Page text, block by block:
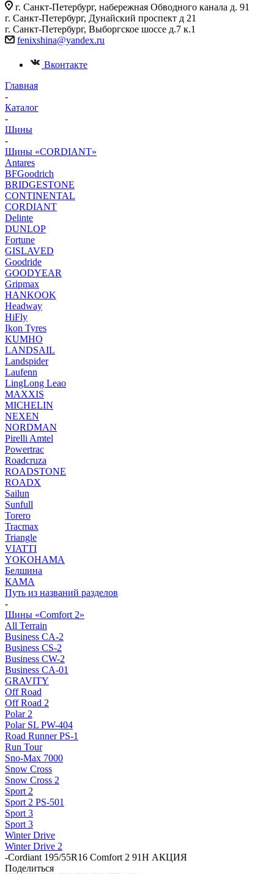
г. Санкт-Петербург, набережная Обводного канала д. 91
г. Санкт-Петербург, Дунайский проспект д 21
г. Санкт-Петербург, Выборгское шоссе д.7 к.1
fenixshina@yandex.ru
Вконтакте
Главная
-
Каталог
-
Шины
-
Шины «CORDIANT»
Antares
BFGoodrich
BRIDGESTONE
CONTINENTAL
CORDIANT
Delinte
DUNLOP
Fortune
GISLAVED
Goodride
GOODYEAR
Gripmax
HANKOOK
Headway
HiFly
Ikon Tyres
KUMHO
LANDSAIL
Landspider
Laufenn
LingLong Leao
MAXXIS
MICHELIN
NEXEN
NORDMAN
Pirelli Amtel
Powertrac
Roadcruza
ROADSTONE
ROADX
Sailun
Sunfull
Torero
Tracmax
Triangle
VIATTI
YOKOHAMA
Белшина
КАМА
Путь из названий разделов
-
Шины «Comfort 2»
All Terrain
Business CA-2
Business CS-2
Business CW-2
Business CА-01
GRAVITY
Off Road
Off Road 2
Polar 2
Polar SL PW-404
Road Runner PS-1
Run Tour
Sno-Max 7000
Snow Cross
Snow Cross 2
Sport 2
Sport 2 PS-501
Sport 3
Sport 3
Winter Drive
Winter Drive 2
-Cordiant 195/55R16 Comfort 2 91H АКЦИЯ
Поделиться